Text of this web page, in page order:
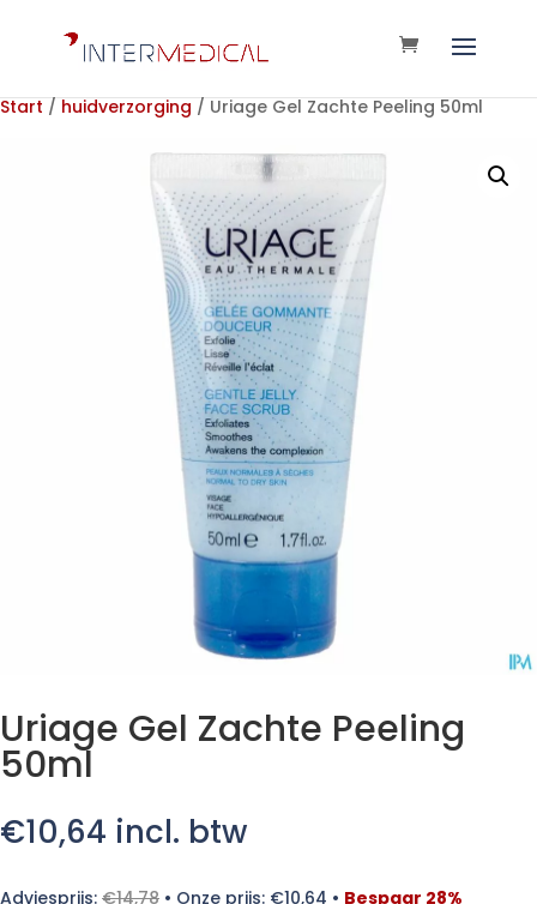
Start / huidverzorging / Uriage Gel Zachte Peeling 50ml
Uriage Gel Zachte Peeling
50ml
€10,64 incl. btw
Adviesprijs: €14,78 • Onze prijs: €10,64 • Bespaar 28%